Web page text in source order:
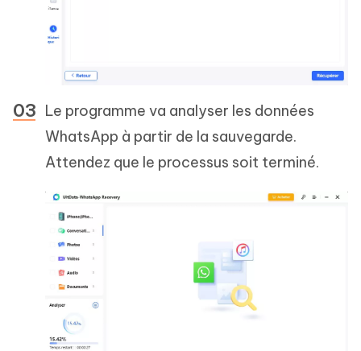
Le programme va analyser les données
WhatsApp à partir de la sauvegarde.
Attendez que le processus soit terminé.